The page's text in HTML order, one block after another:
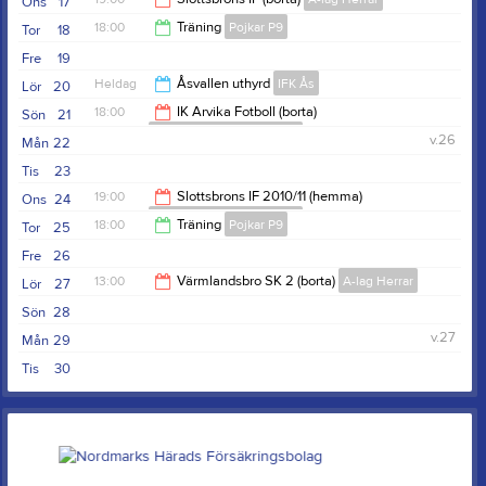
18
Tor 18:00 Träning Pojkar P9
19:30
19
Fre
20
Lör Heldag Åsvallen uthyrd IFK Ås
21
Sön 18:00
IK Arvika Fotboll (borta)
22
Mån
v.26
23
Tis
24
Ons 19:00
Slottsbrons IF 2010/11 (hemma)
Flickor F15-19 Eda United
25
Tor 18:00 Träning Pojkar P9
19:30
26
Fre
27
Lör 13:00 Värmlandsbro SK 2 (borta) A-lag Herrar
28
Sön
29
Mån
v.27
30
Tis